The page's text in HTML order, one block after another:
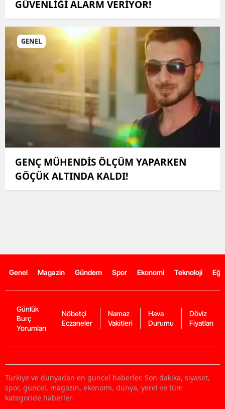
GÜVENLİĞİ ALARM VERİYOR!
GENEL
GENÇ MÜHENDİS ÖLÇÜM YAPARKEN
GÖÇÜK ALTINDA KALDI!
Genel Magazin Gündem Spor Ekonomi Teknoloji
Günlük
Burç
Yorumları
Nöbetçi
Eczaneler
Namaz
Vakitleri
Hava
Durumu
Döviz
Fiyatları
Türkiye ve dünyadan en güncel haberler. Son dakika, siyaset,
spor, güncel, magazin, ekonomi, dünya, yerel ve tüm
kategoride haberler.